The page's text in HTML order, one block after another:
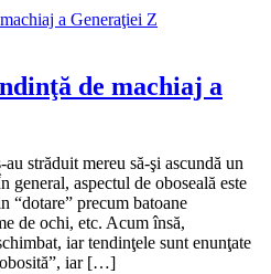
de machiaj a
străduit mereu să-şi ascundă un
general, aspectul de oboseală este
“dotare” precum batoane
de ochi, etc. Acum însă,
iar tendinţele sunt enunţate
obosită”, iar […]